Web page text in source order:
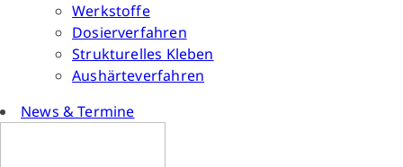
Werkstoffe
Dosierverfahren
Strukturelles Kleben
Aushärteverfahren
News & Termine